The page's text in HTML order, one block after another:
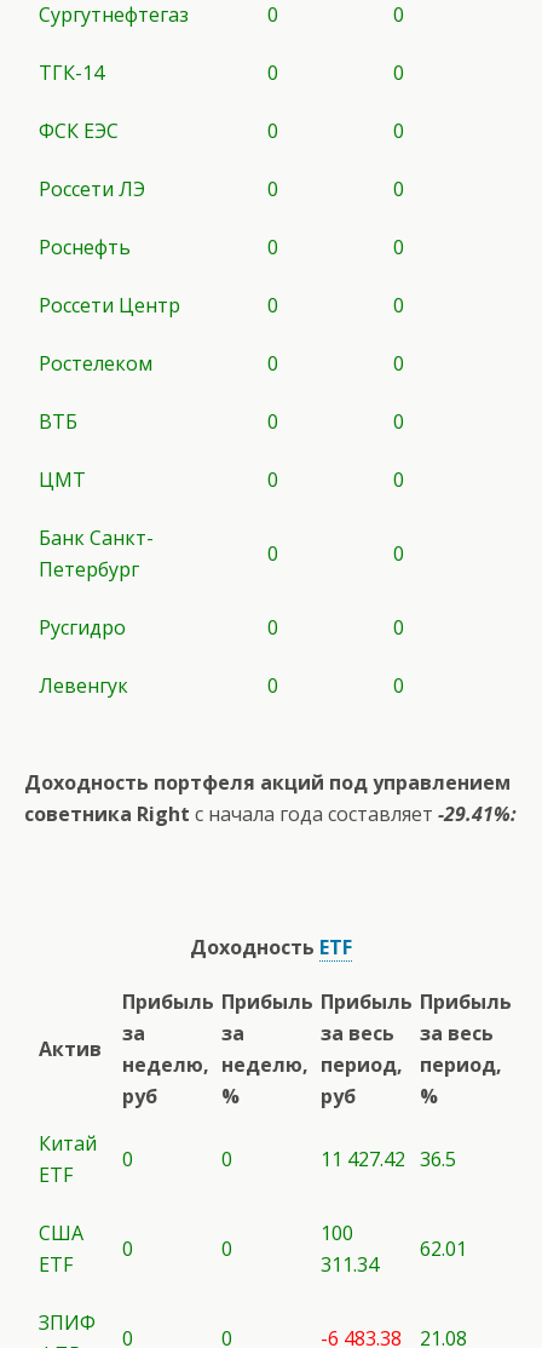
Сургутнефтегаз 0 0
ТГК-14 0 0
ФСК ЕЭС 0 0
Россети ЛЭ 0 0
Роснефть 0 0
Россети Центр 0 0
Ростелеком 0 0
ВТБ 0 0
ЦМТ 0 0
Банк Санкт-
Петербург
0 0
Русгидро 0 0
Левенгук 0 0
Доходность портфеля акций под управлением
советника Right с начала года составляет -29.41%:
Доходность ETF
Актив
Прибыль
за
неделю,
руб
Прибыль
за
неделю,
%
Прибыль
за весь
период,
руб
Прибыль
за весь
период,
%
Китай
ETF
0 0 11 427.42 36.5
США
ETF
0 0
100
311.34
62.01
ЗПИФ
0 0 -6 483.38 21.08